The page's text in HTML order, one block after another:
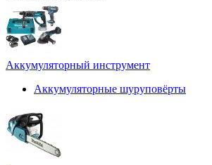
Аккумуляторный инструмент
Аккумуляторные шуруповёрты